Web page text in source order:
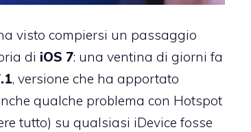
visto compiersi un passaggio
di iOS 7: una ventina di giorni fa
, versione che ha apportato
qualche problema con Hotspot
tutto) su qualsiasi iDevice fosse